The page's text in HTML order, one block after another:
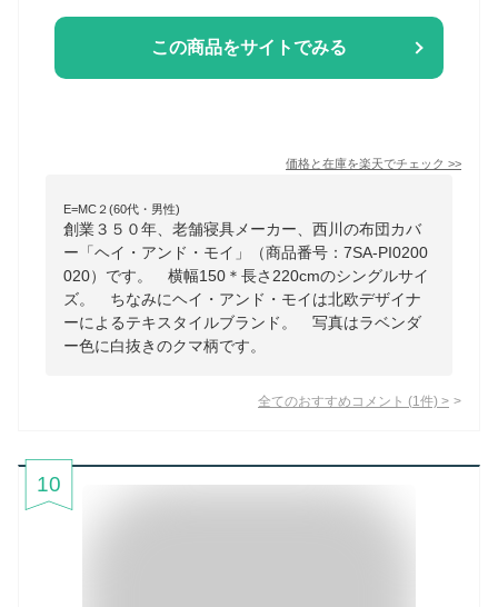
この商品をサイトでみる
価格と在庫を楽天でチェック >>
E=MC２(60代・男性)
創業３５０年、老舗寝具メーカー、西川の布団カバ
ー「ヘイ・アンド・モイ」（商品番号：7SA-PI0200
020）です。 横幅150＊長さ220cmのシングルサイ
ズ。 ちなみにヘイ・アンド・モイは北欧デザイナ
ーによるテキスタイルブランド。 写真はラベンダ
ー色に白抜きのクマ柄です。
全てのおすすめコメント (1 件) >
10